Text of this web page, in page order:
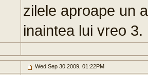
zilele aproape un
inaintea lui vreo 3.
Wed Sep 30 2009, 01:22PM